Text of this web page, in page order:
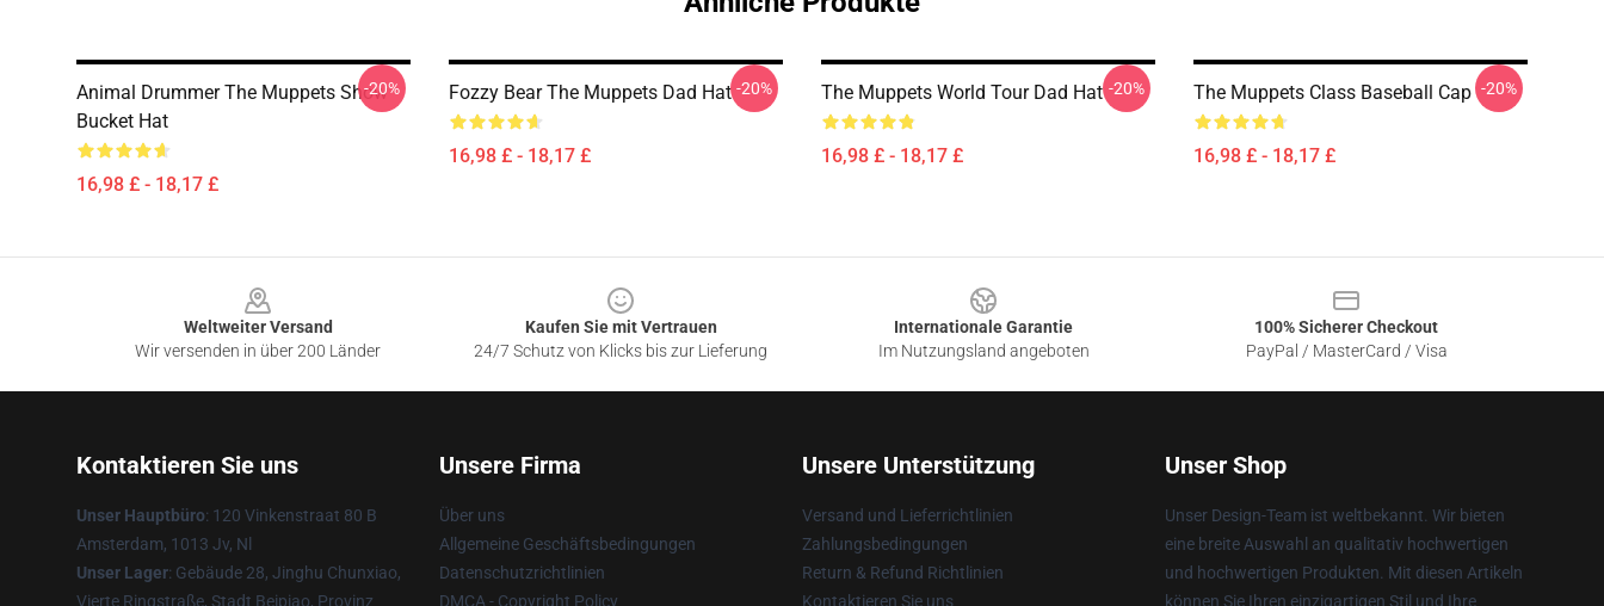
Animal Drummer The Muppets Show
Bucket Hat
16,98 £ - 18,17 £
-20% Fozzy Bear The Muppets Dad Hat
16,98 £ - 18,17 £
-20% The Muppets World Tour Dad Hat
16,98 £ - 18,17 £
-20% The Muppets Class Baseball Cap
16,98 £ - 18,17 £
-20%
Weltweiter Versand
Wir versenden in über 200 Länder
Kaufen Sie mit Vertrauen
24/7 Schutz von Klicks bis zur Lieferung
Internationale Garantie
Im Nutzungsland angeboten
100% Sicherer Checkout
PayPal / MasterCard / Visa
Kontaktieren Sie uns
Unser Hauptbüro: 120 Vinkenstraat 80 B
Amsterdam, 1013 Jv, Nl
Unser Lager: Gebäude 28, Jinghu Chunxiao,
Vierte Ringstraße, Stadt Beipiao, Provinz
Unsere Firma
Über uns
Allgemeine Geschäftsbedingungen
Datenschutzrichtlinien
DMCA - Copyright Policy
Unsere Unterstützung
Versand und Lieferrichtlinien
Zahlungsbedingungen
Return & Refund Richtlinien
Kontaktieren Sie uns
Unser Shop
Unser Design-Team ist weltbekannt. Wir bieten
eine breite Auswahl an qualitativ hochwertigen
und hochwertigen Produkten. Mit diesen Artikeln
können Sie Ihren einzigartigen Stil und Ihre